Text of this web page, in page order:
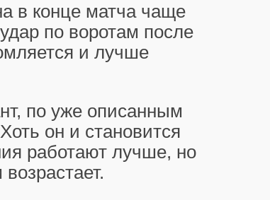
в конце матча чаще
по воротам после
и лучше
по уже описанным
он и становится
работают лучше, но